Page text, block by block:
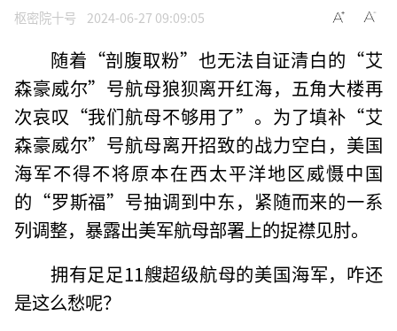
枢密院十号 2024-06-27 09:09:05
随着“剖腹取粉”也无法自证清白的“艾
森豪威尔”号航母狼狈离开红海，五角大楼再
次哀叹“我们航母不够用了”。为了填补“艾
森豪威尔”号航母离开招致的战力空白，美国
海军不得不将原本在西太平洋地区威慑中国
的“罗斯福”号抽调到中东，紧随而来的一系
列调整，暴露出美军航母部署上的捉襟见肘。
拥有足足11艘超级航母的美国海军，咋还
是这么愁呢？